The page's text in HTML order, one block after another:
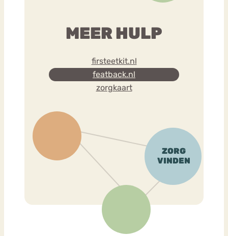
MEER HULP
firsteetkit.nl
featback.nl
zorgkaart